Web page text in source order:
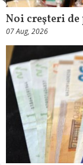
Noi creşteri
07 Aug, 2026